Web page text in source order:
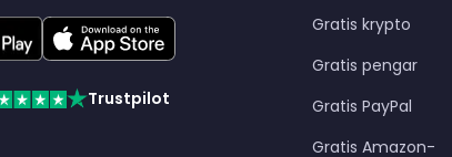
Trustpilot
Gratis krypto
Gratis pengar
Gratis PayPal
Gratis Amazon-